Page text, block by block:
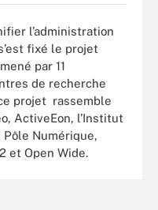
l’administration
fixé le projet
par 11
de recherche
projet rassemble
ActiveEon, l’Institut
Pôle Numérique,
et Open Wide.